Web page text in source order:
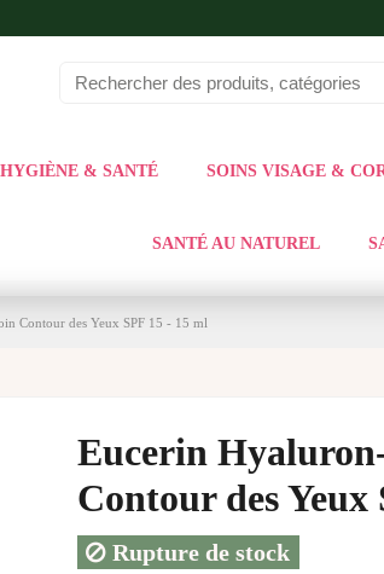
HYGIÈNE & SANTÉ SOINS VISAGE &
SANTÉ AU NATUREL
Contour des Yeux SPF 15 - 15 ml
Eucerin
Contour des Yeux
Rupture de stock